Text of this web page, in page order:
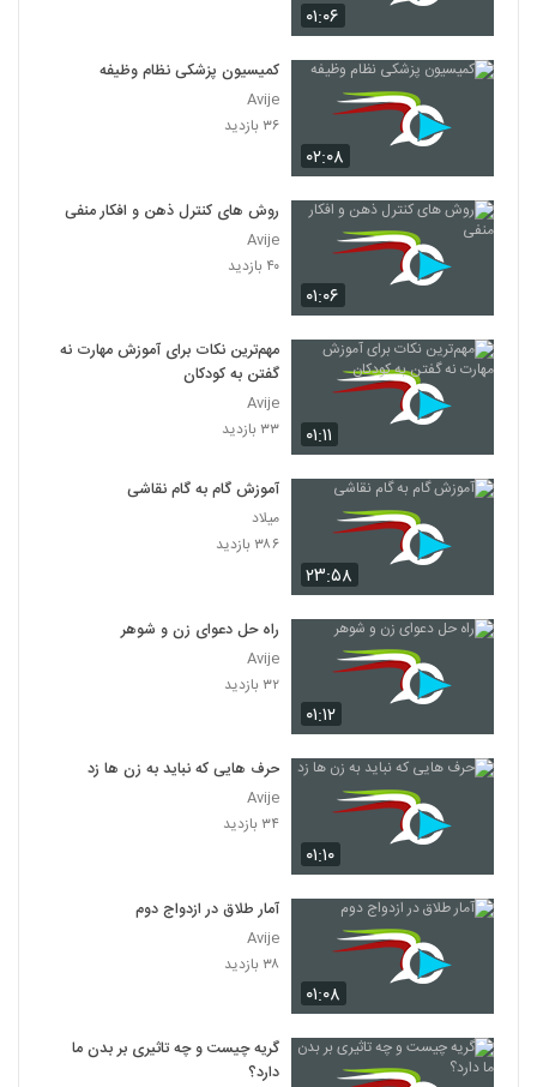
۰۱:۰۶
۰۲:۰۸
کمیسیون پزشکی نظام وظیفه
Avije
۳۶ بازدید
۰۱:۰۶
روش های کنترل ذهن و افکار منفی
Avije
۴۰ بازدید
۰۱:۱۱
مهم‌ترین نکات برای آموزش مهارت نه
گفتن به کودکان
Avije
۳۳ بازدید
۲۳:۵۸
آموزش گام به گام نقاشی
میلاد
۳۸۶ بازدید
۰۱:۱۲
راه حل دعوای زن و شوهر
Avije
۳۲ بازدید
۰۱:۱۰
حرف هایی که نباید به زن ها زد
Avije
۳۴ بازدید
۰۱:۰۸
آمار طلاق در ازدواج دوم
Avije
۳۸ بازدید
گریه چیست و چه تاثیری بر بدن ما
دارد؟